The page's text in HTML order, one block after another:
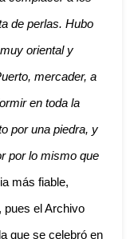
de perlas. Hubo
oriental y
mercader, a
en toda la
por una piedra, y
por lo mismo que
más fiable,
pues el Archivo
que se celebró en